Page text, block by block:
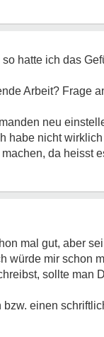
hatte ich das
Arbeit? Frage
neu
habe nicht
da heisst
mal gut, aber
würde mir schon
sollte man
einen